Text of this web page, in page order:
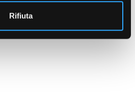
Rifiuta